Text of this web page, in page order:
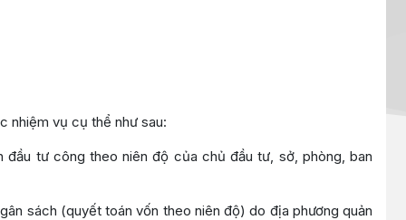
nhiệm vụ cụ thể như sau:
tư công theo niên độ của chủ đầu tư, sở, phòng, ban
sách (quyết toán vốn theo niên độ) do địa phương quản